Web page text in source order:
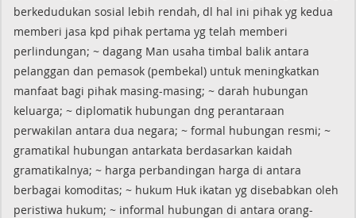
berkedudukan sosial lebih rendah, dl hal ini pihak yg kedua
memberi jasa kpd pihak pertama yg telah memberi
perlindungan; ~ dagang Man usaha timbal balik antara
pelanggan dan pemasok (pembekal) untuk meningkatkan
manfaat bagi pihak masing-masing; ~ darah hubungan
keluarga; ~ diplomatik hubungan dng perantaraan
perwakilan antara dua negara; ~ formal hubungan resmi; ~
gramatikal hubungan antarkata berdasarkan kaidah
gramatikalnya; ~ harga perbandingan harga di antara
berbagai komoditas; ~ hukum Huk ikatan yg disebabkan oleh
peristiwa hukum; ~ informal hubungan di antara orang-